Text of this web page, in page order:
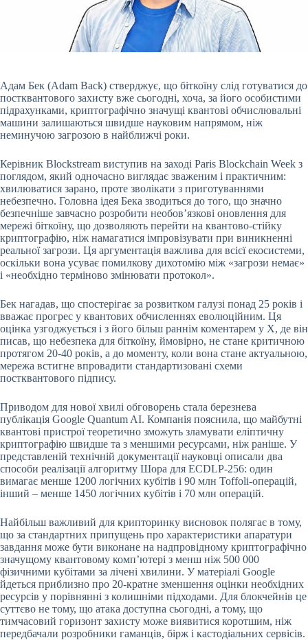
Адам Бек (Adam Back) стверджує, що біткоїну слід готуватися до
постквантового захисту вже сьогодні, хоча, за його особистими
підрахунками, криптографічно значущі квантові обчислювальні
машини залишаються швидше науковим напрямом, ніж
неминучою загрозою в найближчі роки.
Керівник Blockstream виступив на заході Paris Blockchain Week з
поглядом, який одночасно виглядає зваженим і практичним:
хвилюватися зарано, проте зволікати з приготуваннями
небезпечно. Головна ідея Бека зводиться до того, що значно
безпечніше завчасно розробити необов’язкові оновлення для
мережі біткоїну, що дозволяють перейти на квантово-стійку
криптографію, ніж намагатися імпровізувати при виникненні
реальної загрози. Ця аргументація важлива для всієї екосистеми,
оскільки вона усуває помилкову дихотомію між «загрози немає»
і «необхідно терміново змінювати протокол».
Бек нагадав, що спостерігає за розвитком галузі понад 25 років і
вважає прогрес у квантових обчисленнях еволюційним. Ця
оцінка узгоджується і з його більш раннім коментарем у X, де він
писав, що небезпека для біткоїну, ймовірно, не стане критичною
протягом 20-40 років, а до моменту, коли вона стане актуальною,
мережа встигне впровадити стандартизовані схеми
постквантового підпису.
Приводом для нової хвилі обговорень стала березнева
публікація Google Quantum AI. Компанія пояснила, що майбутні
квантові пристрої теоретично зможуть зламувати еліптичну
криптографію швидше та з меншими ресурсами, ніж раніше. У
представленій технічній документації науковці описали два
способи реалізації алгоритму Шора для ECDLP-256: один
вимагає менше 1200 логічних кубітів і 90 млн Toffoli-операцій,
інший – менше 1450 логічних кубітів і 70 млн операцій.
Найбільш важливий для крипторинку висновок полягає в тому,
що за стандартних припущень про характеристики апаратури
завдання може бути виконане на надпровідному криптографічно
значущому квантовому комп’ютері з менш ніж 500 000
фізичними кубітами за лічені хвилини. У матеріалі Google
йдеться приблизно про 20-кратне зменшення оцінки необхідних
ресурсів у порівнянні з колишніми підходами. Для блокчейнів це
суттєво не тому, що атака доступна сьогодні, а тому, що
тимчасовий горизонт захисту може виявитися коротшим, ніж
передбачали розробники гаманців, бірж і кастодіальних сервісів.